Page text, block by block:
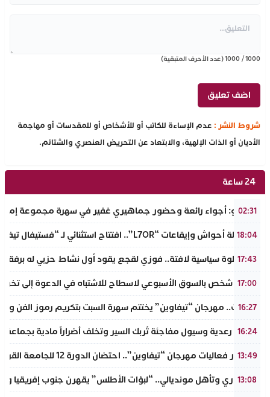
1000
/
1000(عدد الأحرف المتبقية)
شروط النشر : عدم الإساءة للكاتب أو للأشخاص أو للمقدسات أو مهاجمة
الأديان أو الذات الإلهية، والابتعاد عن التحريض العنصري والشتائم.
24 ساعة
02:31
بالفيديو: أجواء رائعة وحضور جماهيري غفير في سهرة مجموعة
18:04
بين أصالة أحواش وإيقاعات “L7OR”.. افتتاح استثنائي لـ “فستيفال تيفاوين” بتافراوت
17:43
في خطوة سياسية لافتة.. فوزي لقجع يقود أول نشاط حزبي له برفقة
17:00
توقيف شخص بالسوق الأسبوعي لاسطاح للاشتباه في الدعوة إلى
16:27
تافراوت.. مهرجان “تيفاوين” يختتم سهرة السبت بتكريم رموز الفن
16:24
عاصفة رعدية وسيول مفاجئة تُربك السير وتخلف أضراراً مادية بجماعة
13:49
في إطار فعاليات مهرجان “تيفاوين”.. احتضان الدورة 12 للجامعة القروية “محمد خير الدين” بفضاء أزرو واضوم بأملن
13:08
​إنجاز قاري وتأهل مونديالي.. “لبؤات الأطلس” يقهرن جنوب إفريقيا